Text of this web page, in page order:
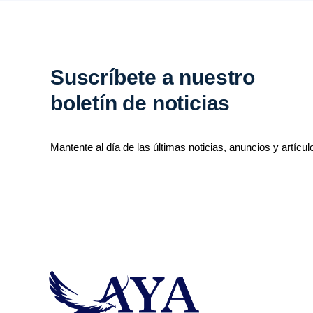
Suscríbete a nuestro
boletín de noticias
Mantente al día de las últimas noticias, anuncios y